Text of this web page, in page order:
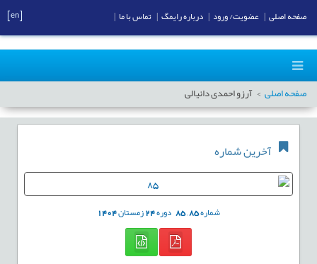
صفحه اصلی آرزو احمدی دانیالی
آخرین شماره
شماره85
,
85 دوره24زمستان1404
صفحه اصلی عضویت/ ورود درباره رایمگ تماس با ما